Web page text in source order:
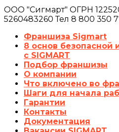
ООО "Сигмарт" ОГРН
5260483260 Тел 8 800 350
Франшиза Sigmart
8 основ
с SIGMART
Подбор франшизы
О компании
Что включено во
Шаги для начала
Гарантии
Контакты
Документация